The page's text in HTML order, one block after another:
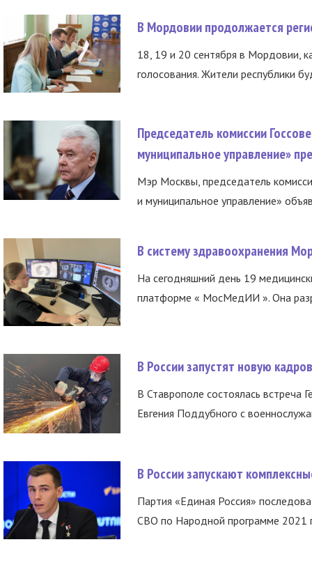
В Мордовии продолжается
18, 19 и 20 сентября в Мордовии,
голосования. Жители республики
Председатель комиссии
муниципальное управление»
Мэр Москвы, председатель
и муниципальное управление»
В систему здравоохранения
На сегодняшний день 19
платформе « МосМедИИ ». Она
В России запустят новую
В Ставрополе состоялась встреча
Евгения Поддубного с
В России запускают
Партия «Единая Россия»
СВО по Народной программе 2021